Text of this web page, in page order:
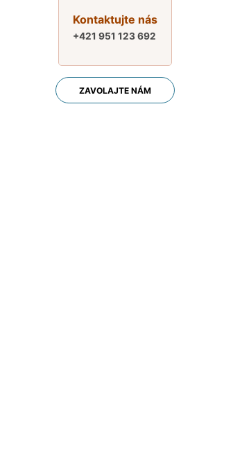
Kontaktujte nás
+421 951 123 692
ZAVOLAJTE NÁM